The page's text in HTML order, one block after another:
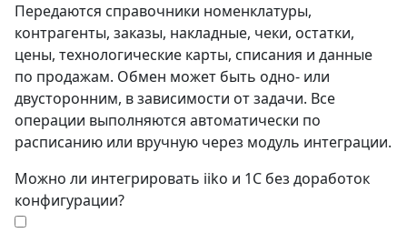
Передаются справочники номенклатуры,
контрагенты, заказы, накладные, чеки, остатки,
цены, технологические карты, списания и данные
по продажам. Обмен может быть одно- или
двусторонним, в зависимости от задачи. Все
операции выполняются автоматически по
расписанию или вручную через модуль интеграции.
Можно ли интегрировать iiko и 1С без доработок
конфигурации?